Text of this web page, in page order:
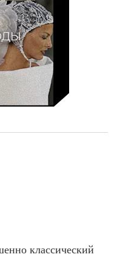
классический